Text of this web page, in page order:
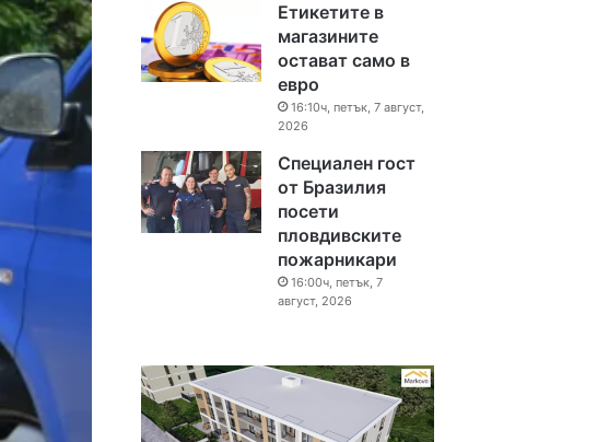
Етикетите в
магазините
остават само в
евро
16:10ч, петък, 7 август,
2026
Специален гост
от Бразилия
посети
пловдивските
пожарникари
16:00ч, петък, 7
август, 2026